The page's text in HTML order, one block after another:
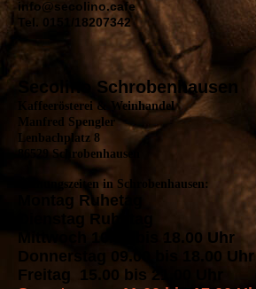
info@secolino.cafe
Tel. 0151/18207342
Secolino Schrobenhausen
Kaffeerösterei & Weinhandel
Manfred Spengler
Lenbachplatz 8
86529 Schrobenhausen
Öffnungszeiten in Schrobenhausen:
Montag Ruhetag
Dienstag Ruhetag
Mittwoch 10.00 bis 18.00 Uhr
Donnerstag 09.00 bis 18.00 Uhr
Freitag 15.00 bis 21.00 Uhr